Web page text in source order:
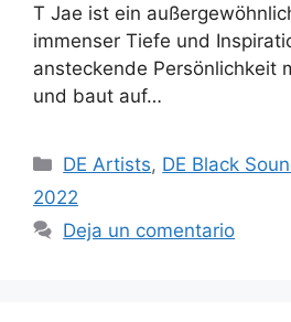
T Jae ist ein
immenser Tiefe und
ansteckende Persönlichkeit
und baut auf…
DE Artists, DE Black
2022
Deja un comentario